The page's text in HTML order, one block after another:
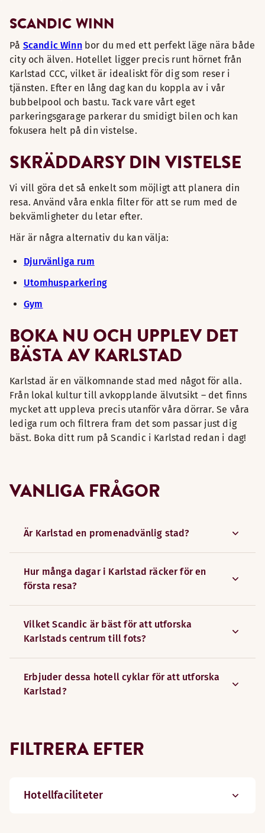
SCANDIC WINN
På Scandic Winnbor du med ett perfekt läge nära både
city och älven. Hotellet ligger precis runt hörnet från
Karlstad CCC, vilket är idealiskt för dig som reser i
tjänsten. Efter en lång dag kan du koppla av i vår
bubbelpool och bastu. Tack vare vårt eget
parkeringsgarage parkerar du smidigt bilen och kan
fokusera helt på din vistelse.
SKRÄDDARSY DIN VISTELSE
Vi vill göra det så enkelt som möjligt att planera din
resa. Använd våra enkla filter för att se rum med de
bekvämligheter du letar efter.
Här är några alternativ du kan välja:
Djurvänliga rum
Utomhusparkering
Gym
BOKA NU OCH UPPLEV DET
BÄSTA AV KARLSTAD
Karlstad är en välkomnande stad med något för alla.
Från lokal kultur till avkopplande älvutsikt – det finns
mycket att uppleva precis utanför våra dörrar. Se våra
lediga rum och filtrera fram det som passar just dig
bäst. Boka ditt rum på Scandic i Karlstad redan i dag!
VANLIGA FRÅGOR
Är Karlstad en promenadvänlig stad?
Hur många dagar i Karlstad räcker för en
första resa?
Vilket Scandic är bäst för att utforska
Karlstads centrum till fots?
Erbjuder dessa hotell cyklar för att utforska
Karlstad?
FILTRERA EFTER
Hotellfaciliteter